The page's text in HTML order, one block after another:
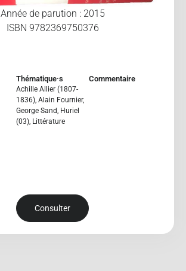
Année de parution : 2015
ISBN 9782369750376
Thématique·s
Achille Allier (1807-
1836), Alain Fournier,
George Sand Huriel
(03), Littérature
Commentaire
Consulter